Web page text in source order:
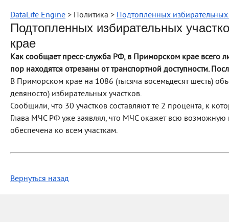
DataLife Engine > Политика > Подтопленных
Подтопленных избирательных
крае
Как сообщает пресс-служба РФ, в Приморском крае всего
пор находятся отрезаны от транспортной доступности.
В Приморском крае на 1086 (тысяча восемьдесят шесть)
девяносто) избирательных участков.
Сообщили, что 30 участков составляют те 2 процента, к
Глава МЧС РФ уже заявлял, что МЧС окажет всю возможную
обеспечена ко всем участкам.
Вернуться назад